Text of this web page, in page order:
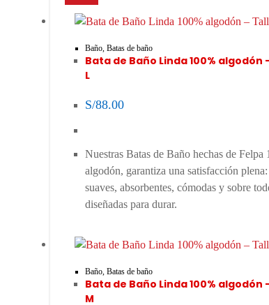
Baño, Batas de baño
Bata de Baño Linda 100% algodón
L
S/88.00
Nuestras Batas de Baño hechas de Felpa
algodón, garantiza una satisfacción plena:
suaves, absorbentes, cómodas y sobre
diseñadas para durar.
Baño, Batas de baño
Bata de Baño Linda 100% algodón
M